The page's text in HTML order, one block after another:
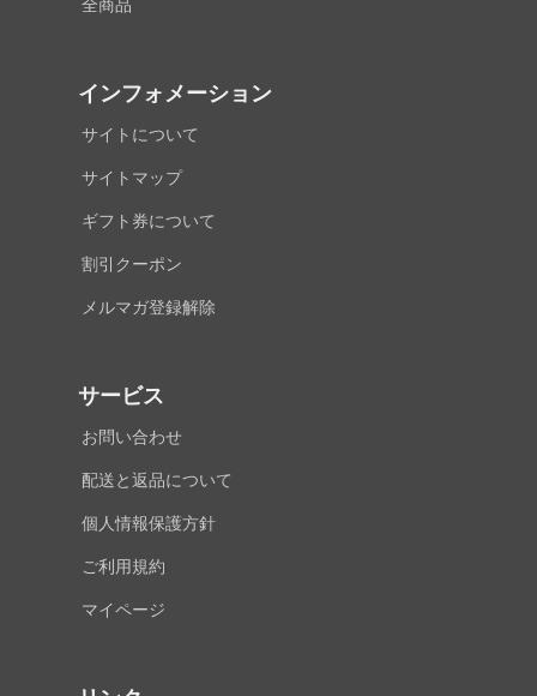
全商品
インフォメーション
サイトについて
サイトマップ
ギフト券について
割引クーポン
メルマガ登録解除
サービス
お問い合わせ
配送と返品について
個人情報保護方針
ご利用規約
マイページ